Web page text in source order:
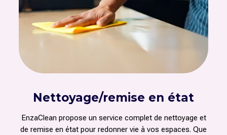
Nettoyage/remise en état
EnzaClean propose un service complet de nettoyage et
de remise en état pour redonner vie à vos espaces. Que